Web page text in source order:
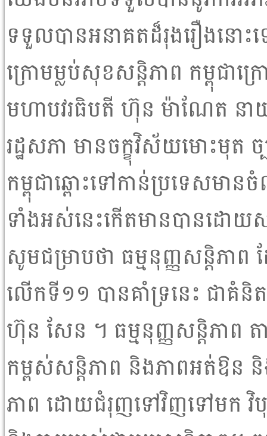
ទទួលបានអនាគតដ៏រុងរឿងនោ
ក្រោមម្លប់សុខសន្តិភាព កម្ពុជាក្
មហាបវរធិបតី ហ៊ុន ម៉ាណែត នា
រដ្ឋសភា មានចក្ខុវិស័យមោះមុត
កម្ពុជាឆ្ពោះទៅកាន់ប្រទេសម
ទំាងអស់នេះកើតមានបានដោយ
សូមជម្រាបថា ធម្មនុញ្ញសន្តិភា
លើកទី១១ បានគំាទ្រនេះ ជាគំនិ
ហ៊ុន សែន ។ ធម្មនុញ្ញសន្តិភាព
កម្ពស់សន្តិភាព និងភាពអត់ឱន
ភាព ដោយជំរុញទៅវិញទៅមក